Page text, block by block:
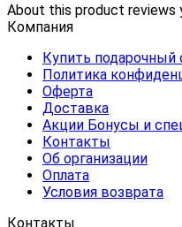
About this product reviews
Компания
Купить подарочный
Политика
Оферта
Доставка
Акции Бонусы и
Контакты
Об организации
Оплата
Условия возврата
Контакты